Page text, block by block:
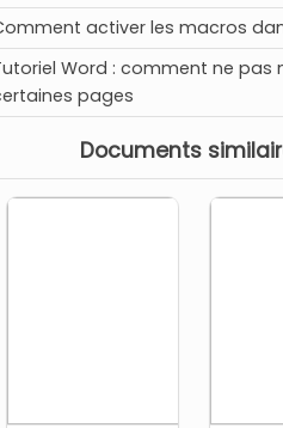
activer les macros
Word : comment ne pas
pages
Documents